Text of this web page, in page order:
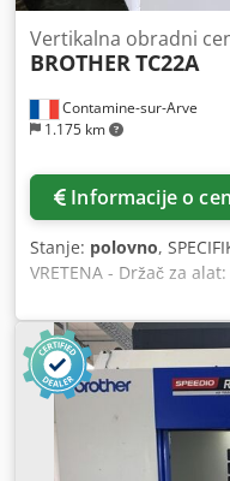
Contamine-sur-Arve
1.175 km
Vertikalna obradni
BROTHERTC22A
Informacije o
Stanje: polovno,
VRETENA - Držač za
[rpm] - Vreteno pogon
Putovanja Ks / I / Z ose:
ALATA - Tip menjač
časopisu : 26 - Vreme
Dedpouhbt Rsfx
Maks. opterećenje stola:
ELEKTRIČNOM
Ukupna vožnja : 25